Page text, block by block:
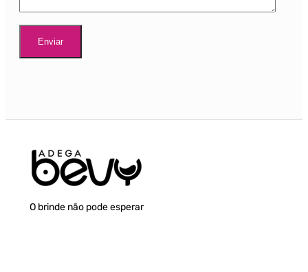
O brinde não pode esperar